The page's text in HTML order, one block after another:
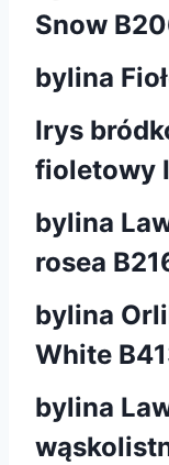
Snow
bylina
Irys
fioletowy
bylina
rosea
bylina
White
bylina